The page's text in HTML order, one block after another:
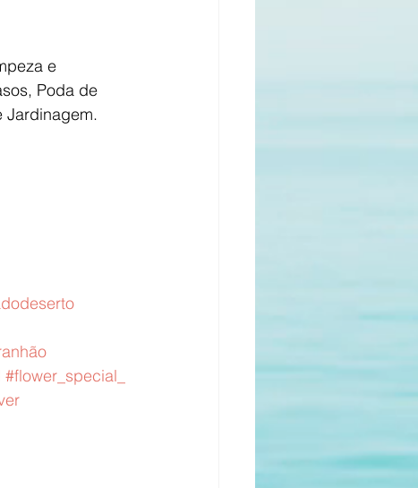
Poda de
Jardinagem.
#flower_special_